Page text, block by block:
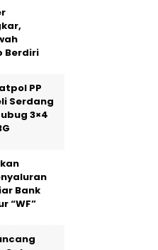
Berdiri
PP
Serdang
3×4
Bank
“WF”